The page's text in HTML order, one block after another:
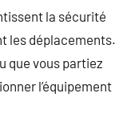
la sécurité
les déplacements.
que vous partiez
l’équipement